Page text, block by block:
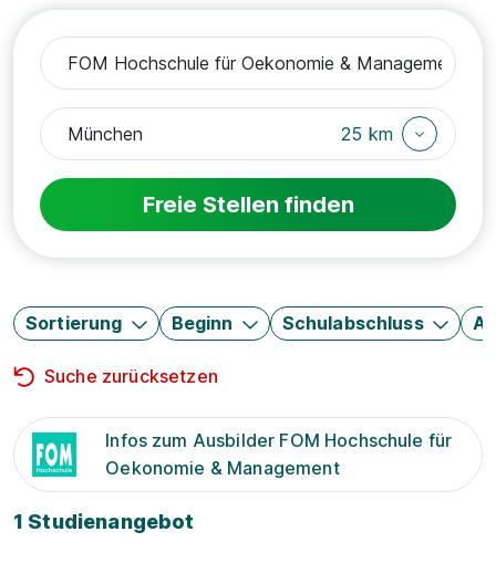
25 km
Freie Stellen finden
Sortierung Beginn Schulabschluss
Suche zurücksetzen
Infos zum Ausbilder FOM Hochschule für
Oekonomie & Management
1 Studienangebot